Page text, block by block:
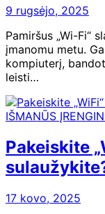
9 rugsėjo, 2025
Pamiršus „Wi-Fi“
įmanomu metu.
kompiuterį,
leisti…
IŠMANŪS
Pakeiskite
17 kovo, 2025